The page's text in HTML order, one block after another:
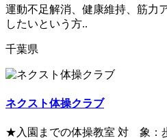
運動不足解消、健康維持、筋力
したいという方..
千葉県
ネクスト体操クラブ
★入園までの体操教室 対 象：